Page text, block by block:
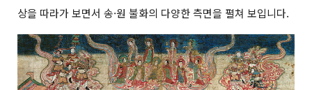
상을 따라가 보면서 송·원 불화의 다양한 측면을 펼쳐 보입니다.